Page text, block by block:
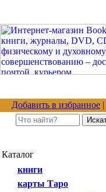
Добавить в избранное |
Каталог
книги
карты Таро